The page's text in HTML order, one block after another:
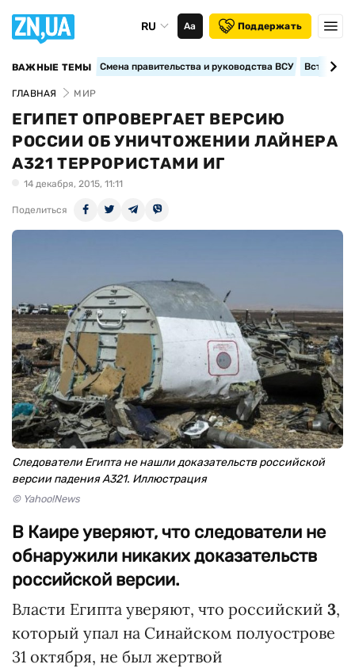
RU Аа Поддержать
ВАЖНЫЕ ТЕМЫ Смена правительства и руководства ВСУ
ГЛАВНАЯ МИР
ЕГИПЕТ ОПРОВЕРГАЕТ ВЕРСИЮ
РОССИИ ОБ УНИЧТОЖЕНИИ ЛАЙНЕРА
А321 ТЕРРОРИСТАМИ ИГ
14 декабря, 2015, 11:11
Поделиться
Следователи Египта не нашли доказательств российской
версии падения А321. Иллюстрация
© Yahoo!News
В Каире уверяют, что следователи не
обнаружили никаких доказательств
российской версии.
Власти Египта уверяют, что российский 3,
который упал на Синайском полуострове
31 октября, не был жертвой